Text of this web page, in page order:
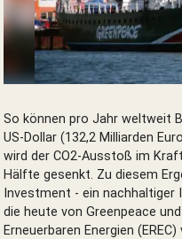
So können pro Jahr weltweit
US-Dollar (132,2 Milliarden
wird der CO2-Ausstoß im
Hälfte gesenkt. Zu diesem
Investment - ein
die heute von Greenpeace
Erneuerbaren Energien